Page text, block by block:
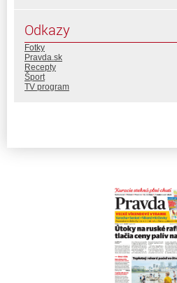
Odkazy
Fotky
Pravda.sk
Recepty
Šport
TV program